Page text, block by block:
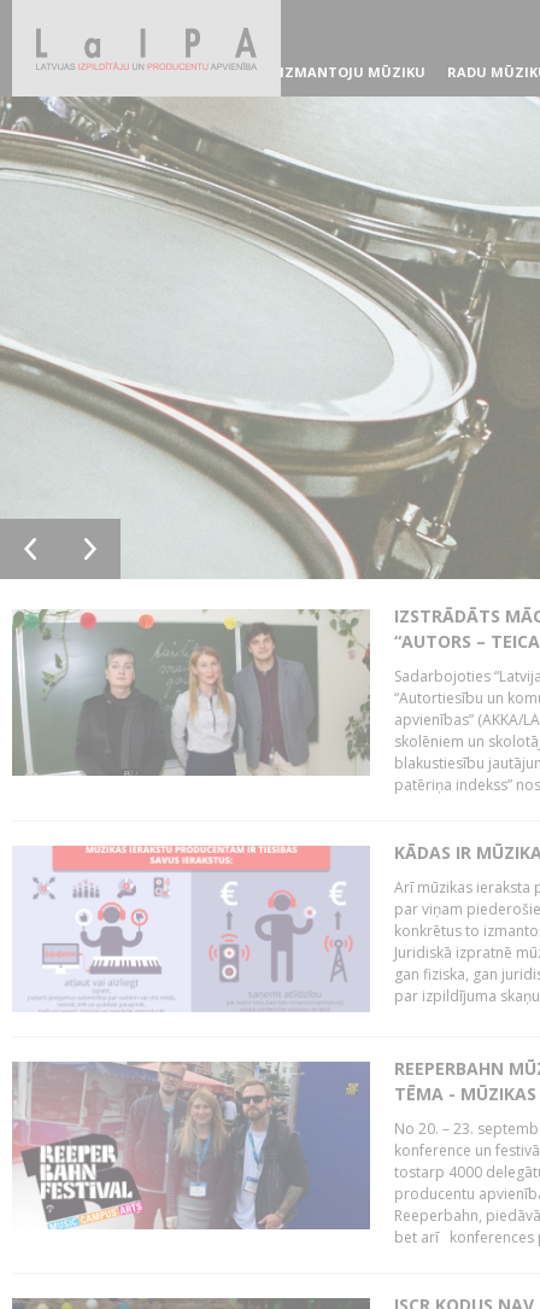
IZMANTOJU MŪZIKU RADU
IZSTRĀDĀTS
“AUTORS –
Sadarbojoties
“Autortiesību un
apvienības” (AKKA/
skolēniem un
blakustiesību
patēriņa indekss”
KĀDAS IR
Arī mūzikas ieraksta
par viņam
konkrētus to
Juridiskā izpratnē
gan fiziska, gan
par izpildījuma
REEPERBAHN
TĒMA -
No 20. – 23.
konference un
tostarp 4000
producentu
Reeperbahn,
bet arī konferences